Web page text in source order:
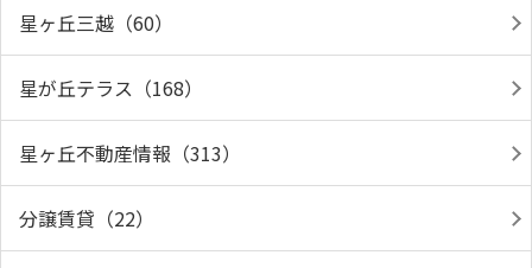
星ヶ丘三越（60）
星が丘テラス（168）
星ヶ丘不動産情報（313）
分譲賃貸（22）